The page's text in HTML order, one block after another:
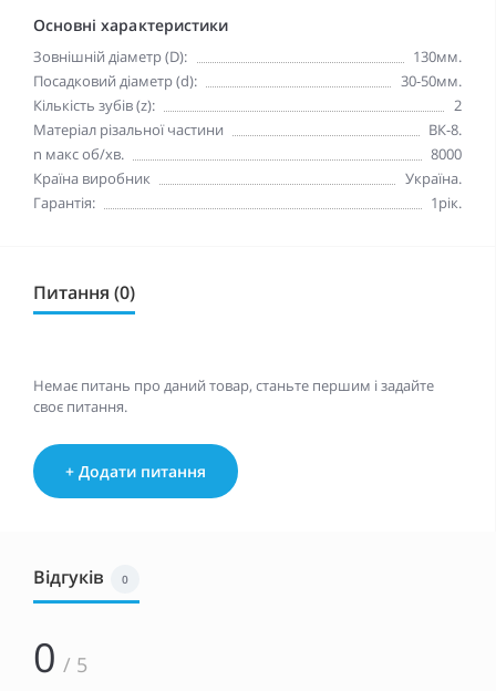
Основні характеристики
Зовнішній діаметр (D):
130мм.
Посадковий діаметр (d):
30-50мм.
Кількість зубів (z):
2
Матеріал різальної частини
ВК-8.
n макc oб/хв.
8000
Країна виробник
Україна.
Гарантія:
1рік.
Питання (0)
Немає питань про даний товар, станьте першим і задайте
своє питання.
+ Додати питання
Відгуків 0
0 / 5